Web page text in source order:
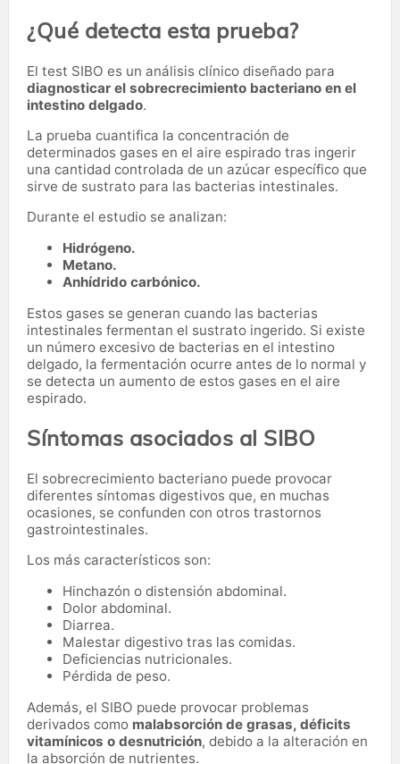
¿Qué detecta esta prueba?
El test SIBO es un análisis clínico diseñado para
diagnosticar el sobrecrecimiento bacteriano en el
intestino delgado.
La prueba cuantifica la concentración de
determinados gases en el aire espirado tras ingerir
una cantidad controlada de un azúcar específico que
sirve de sustrato para las bacterias intestinales.
Durante el estudio se analizan:
Hidrógeno.
Metano.
Anhídrido carbónico.
Estos gases se generan cuando las bacterias
intestinales fermentan el sustrato ingerido. Si existe
un número excesivo de bacterias en el intestino
delgado, la fermentación ocurre antes de lo normal y
se detecta un aumento de estos gases en el aire
espirado.
Síntomas asociados al SIBO
El sobrecrecimiento bacteriano puede provocar
diferentes síntomas digestivos que, en muchas
ocasiones, se confunden con otros trastornos
gastrointestinales.
Los más característicos son:
Hinchazón o distensión abdominal.
Dolor abdominal.
Diarrea.
Malestar digestivo tras las comidas.
Deficiencias nutricionales.
Pérdida de peso.
Además, el SIBO puede provocar problemas
derivados como malabsorción de grasas, déficits
vitamínicos o desnutrición, debido a la alteración en
la absorción de nutrientes.